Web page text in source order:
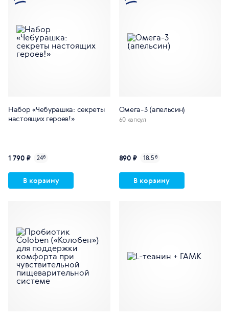
Набор «Чебурашка: секреты
настоящих героев!»
1 790 ₽ 24б
В корзину
Омега-3 (апельсин)
60 капсул
890 ₽ 18.5б
В корзину